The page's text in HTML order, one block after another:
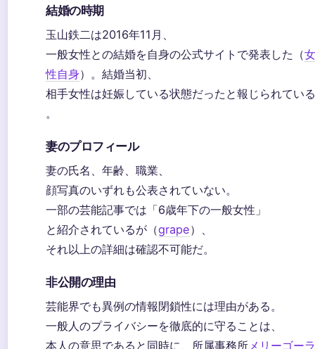
結婚の時期
玉山鉄二は2016年11月、
一般女性との結婚を自身の公式サイトで発表した（女
性自身）。結婚当初、
相手女性は妊娠している状態だったと報じられている
。
妻のプロフィール
妻の氏名、年齢、職業、
顔写真のいずれも公表されていない。
一部の芸能記事では「6歳年下の一般女性」
と紹介されているが（grape）、
それ以上の詳細は確認不可能だ。
非公開の理由
芸能界でも異例の情報閉鎖性には理由がある。
一般人のプライバシーを徹底的に守ることは、
本人の意思であると同時に、所属事務所メリーゴーラ